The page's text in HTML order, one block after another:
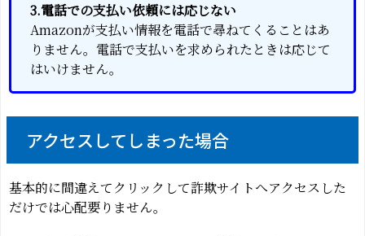
3.電話での支払い依頼には応じない
Amazonが支払い情報を電話で尋ねてくることはあ
りません。電話で支払いを求められたときは応じて
はいけません。
アクセスしてしまった場合
基本的に間違えてクリックして詐欺サイトへアクセスした
だけでは心配要りません。